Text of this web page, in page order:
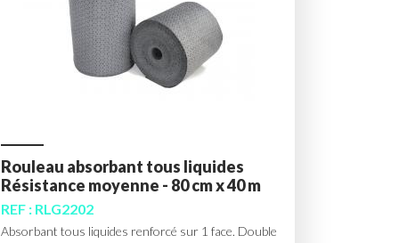
Rouleau absorbant tous liquides
Résistance moyenne - 80 cm x 40 m
REF : RLG2202
Absorbant tous liquides renforcé sur 1 face. Double